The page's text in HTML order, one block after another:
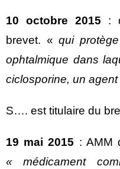
10 octobre 2015 :
brevet. «qui
ophtalmique dans
ciclosporine, un
S…. est titulaire du
19 mai 2015 : AMM
« médicament